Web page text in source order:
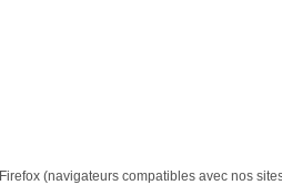
(navigateurs compatibles avec nos